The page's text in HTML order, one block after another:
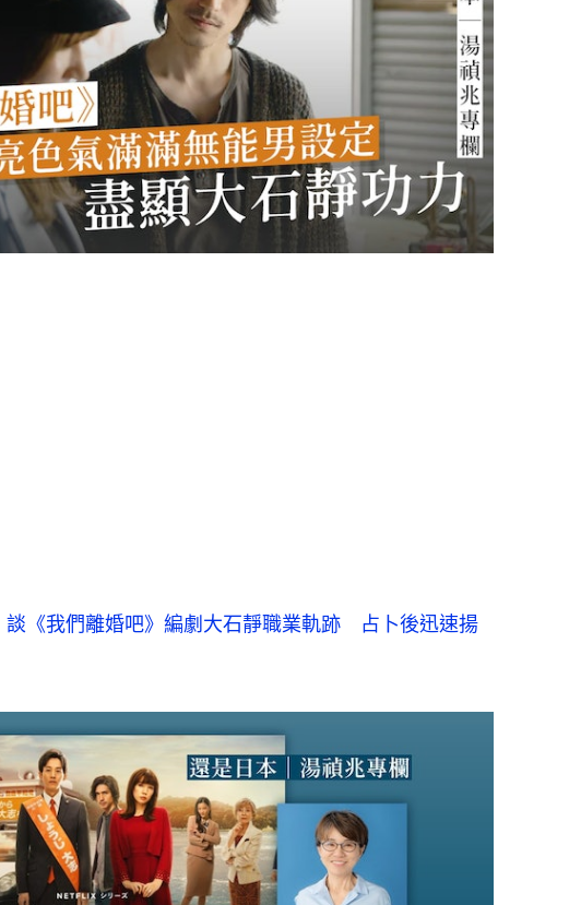
談《我們離婚吧》編劇大石靜職業軌跡　占卜後迅速揚